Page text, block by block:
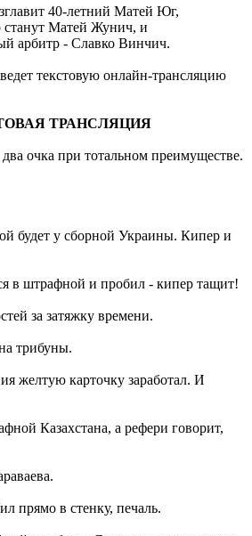
40-летний Матей Юг,
станут Матей Жунич, и
арбитр - Славко Винчич.
текстовую онлайн-трансляцию
ТРАНСЛЯЦИЯ
очка при тотальном преимуществе.
будет у сборной Украины. Кипер и
в штрафной и пробил - кипер тащит!
за затяжку времени.
трибуны.
желтую карточку заработал. И
Казахстана, а рефери говорит,
прямо в стенку, печаль.